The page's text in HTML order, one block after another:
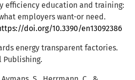
efficiency education and training:
employers want-or need.
doi.org/10.3390/en13092386
energy transparent factories.